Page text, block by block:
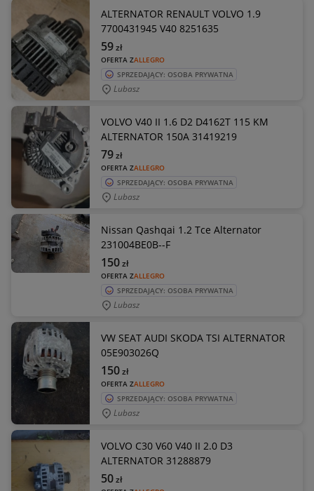
ALTERNATOR RENAULT VOLVO 1.9
7700431945 V40 8251635
OFERTA ZALLEGRO
59zł
SPRZEDAJĄCY: OSOBA PRYWATNA
Lubasz
VOLVO V40 II 1.6 D2 D4162T 115 KM
ALTERNATOR 150A 31419219
OFERTA ZALLEGRO
79zł
SPRZEDAJĄCY: OSOBA PRYWATNA
Lubasz
Nissan Qashqai 1.2 Tce Alternator
231004BE0B--F
OFERTA ZALLEGRO
150zł
SPRZEDAJĄCY: OSOBA PRYWATNA
Lubasz
VW SEAT AUDI SKODA TSI ALTERNATOR
05E903026Q
OFERTA ZALLEGRO
150zł
SPRZEDAJĄCY: OSOBA PRYWATNA
Lubasz
VOLVO C30 V60 V40 II 2.0 D3
ALTERNATOR 31288879
50zł